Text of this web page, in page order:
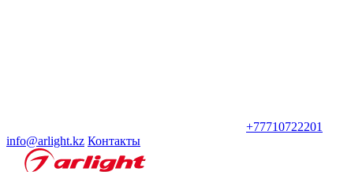
+77710722201
info@arlight.kz Контакты